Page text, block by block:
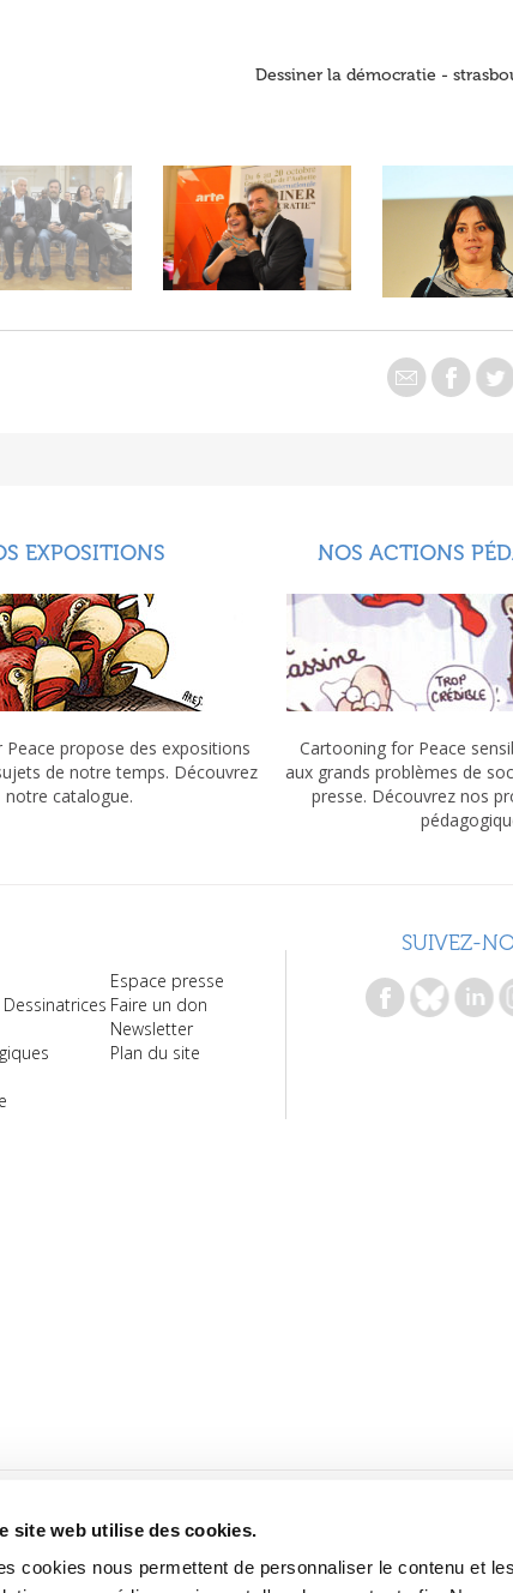
site web utilise des cookies.
cookies nous permettent de personnaliser le contenu et
Dessiner la démocratie -
EXPOSITIONS
propose des expositions
de notre temps. Découvrez
notre catalogue.
NOS ACTIONS
Cartooning for Peace
aux grands problèmes de
presse. Découvrez nos
Espace presse
Faire un don
Newsletter
Plan du site
SUIVEZ-